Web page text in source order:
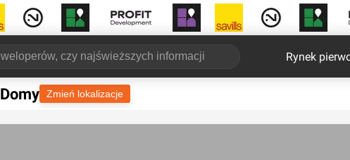
Rynek
Domy Zmień lokalizacje